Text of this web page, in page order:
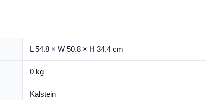
L 54.8 × W 50.8 × H 34.4 cm
0 kg
Kalstein